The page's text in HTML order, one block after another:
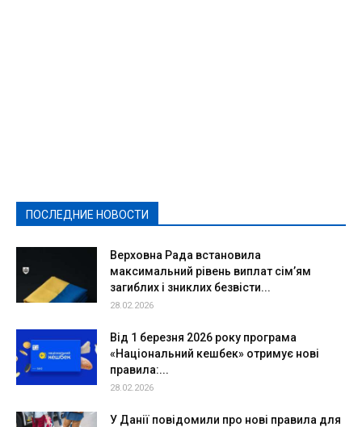
ПОСЛЕДНИЕ НОВОСТИ
Верховна Рада встановила
максимальний рівень виплат сім’ям
загиблих і зниклих безвісти...
28.02.2026
Від 1 березня 2026 року програма
«Національний кешбек» отримує нові
правила:...
28.02.2026
У Данії повідомили про нові правила для